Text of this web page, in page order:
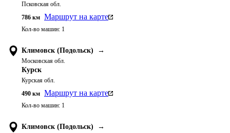
Псковская обл.
786 км Маршрут на карте
Кол-во машин: 1
Климовск (Подольск) →
Московская обл.
Курск
Курская обл.
490 км Маршрут на карте
Кол-во машин: 1
Климовск (Подольск) →